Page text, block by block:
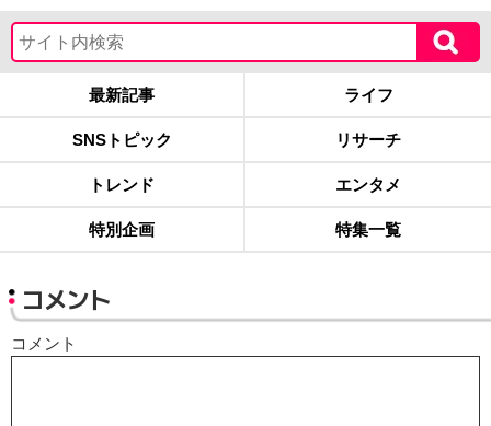
最新記事 ライフ
SNSトピック リサーチ
トレンド エンタメ
特別企画 特集一覧
コメント
コメント